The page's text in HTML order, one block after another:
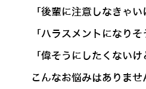
「後輩に注意しなきゃ
「ハラスメントになり
「偉そうにしたくない
こんなお悩みはありませ